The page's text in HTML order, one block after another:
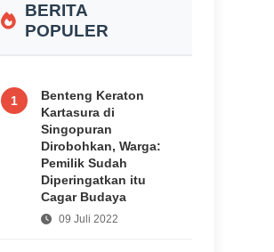
lalu
BERITA
POPULER
1
Benteng Keraton
Kartasura di
Singopuran
Dirobohkan, Warga:
Pemilik Sudah
Diperingatkan itu
Cagar Budaya
09 Juli 2022